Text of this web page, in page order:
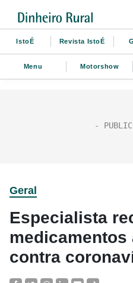
IstoÉ Revista IstoÉ
Menu Motorshow
Geral
Especialista
medicamentos
contra